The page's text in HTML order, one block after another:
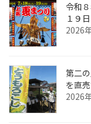
令和
１９
2026
第二
を直
2026